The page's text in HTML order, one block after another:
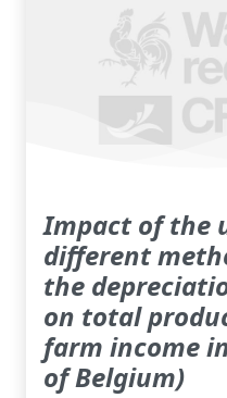
Impact of the
different
the
on total
farm income
of Belgium)